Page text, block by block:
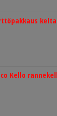
Kello